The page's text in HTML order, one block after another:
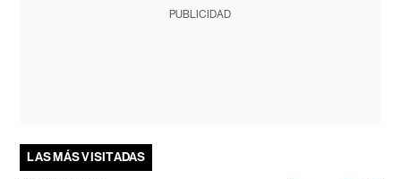
PUBLICIDAD
LAS MÁS VISITADAS